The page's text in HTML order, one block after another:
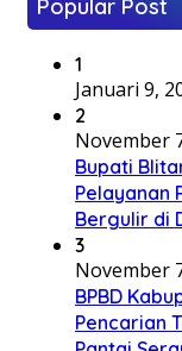
Popular Post
1
Januari 9,
2
November
Bupati
Pelayanan
Bergulir di
3
November
BPBD
Pencarian